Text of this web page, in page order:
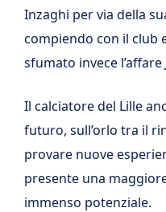
Inzaghi per via della
compiendo con il club
sfumato invece l’affare
Il calciatore del Lille
futuro, sull’orlo tra il
provare nuove
presente una
immenso potenziale.